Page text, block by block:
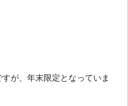
が、年末限定となっていま